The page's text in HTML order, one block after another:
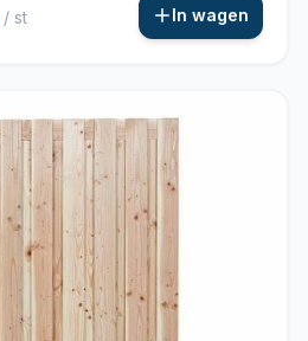
/ st In wagen